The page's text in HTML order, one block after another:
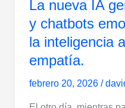
La nueva IA
y chatbots
la inteligencia
empatía.
febrero 20, 2026 /
inteligencia
artificial
desarrolla
empatía.